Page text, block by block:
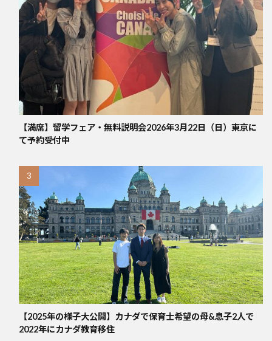
【満席】留学フェア・無料説明会2026年3月22日（日）東京に
て予約受付中
【2025年の様子大公開】カナダで保育士希望の母&息子2人で
2022年にカナダ教育移住